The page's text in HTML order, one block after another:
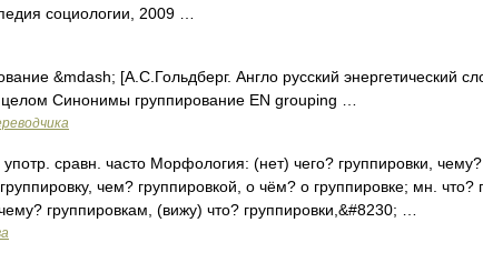
социологии, 2009 …
&mdash; [А.С.Гольдберг. Англо русский энергетический
целом Синонимы группирование EN grouping …
сравн. часто Морфология: (нет) чего? группировки, чему?
чем? группировкой, о чём? о группировке; мн. что?
группировкам, (вижу) что? группировки,&#8230; …